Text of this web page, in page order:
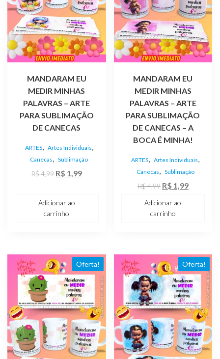
MANDARAM EU
MEDIR MINHAS
PALAVRAS – ARTE
PARA SUBLIMAÇÃO
DE CANECAS
ARTES, Artes Individuais,
Canecas, Sublimação
R$4,99 O
era:
R$ 1,99O
Adicionar ao
carrinho
MANDARAM EU
MEDIR MINHAS
PALAVRAS – ARTE
PARA SUBLIMAÇÃO
DE CANECAS – A
BOCA É MINHA!
ARTES, Artes Individuais,
Canecas, Sublimação
R$4,99 O
original
R$ 1,99O
Adicionar ao
carrinho
Oferta! Oferta!